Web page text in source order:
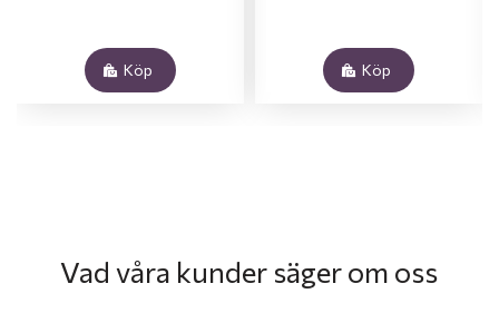
Köp Köp
Vad våra kunder säger om oss